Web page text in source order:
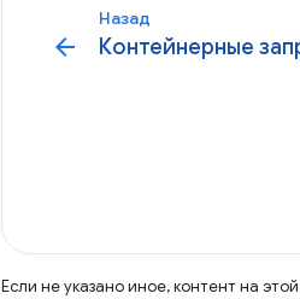
Назад
arrow_back Контейнерные
Если не указано иное, контент на